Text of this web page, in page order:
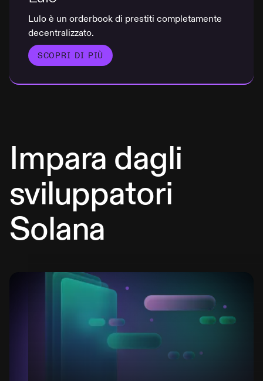
Lulo è un orderbook di prestiti completamente
decentralizzato.
SCOPRI DI PIÙ
Impara dagli
sviluppatori
Solana